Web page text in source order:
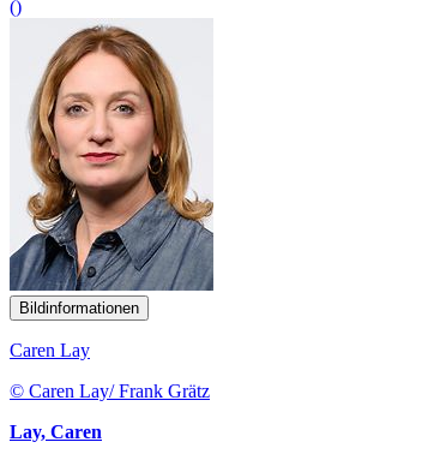
()
Bildinformationen
Caren Lay
© Caren Lay/ Frank Grätz
Lay, Caren